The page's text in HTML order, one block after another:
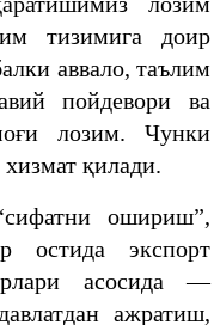
тизимига доир
аввало, таълим
пойдевори ва
лозим. Чунки
қилади.
ошириш”,
остида экспорт
асосида —
ажратиш,